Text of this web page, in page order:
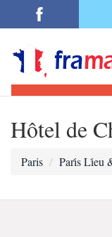
Hôtel de
Paris Pari̇s Li̇eu